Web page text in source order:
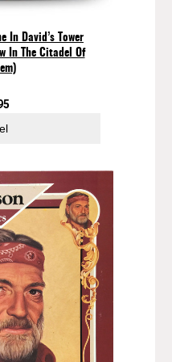
In David’s Tower
In The Citadel Of